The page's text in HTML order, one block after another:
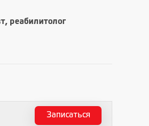
реабилитолог
Записаться